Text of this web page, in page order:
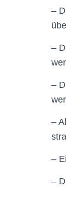
–
–
–
–
–
–